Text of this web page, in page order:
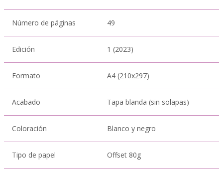
Número de páginas 49
Edición 1 (2023)
Formato A4 (210x297)
Acabado Tapa blanda (sin solapas)
Coloración Blanco y negro
Tipo de papel Offset 80g